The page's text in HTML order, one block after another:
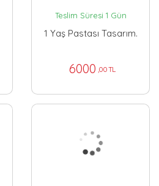
Teslim Süresi 1 Gün
1 Yaş Pastası Tasarım.
6000 ,00 TL